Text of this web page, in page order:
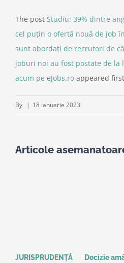
The post Studiu: 39% dintre
cel puțin o ofertă nouă de job
sunt abordați de recrutori de
joburi noi au fost postate de
acum pe eJobs.ro appeared
By | 18 ianuarie 2023
Articole
JURISPRUDENȚĂ
Decizie